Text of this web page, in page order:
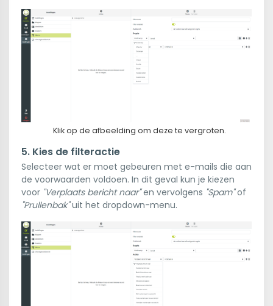
Klik op de afbeelding om deze te vergroten.
5. Kies de filteractie
Selecteer wat er moet gebeuren met e-mails die aan
de voorwaarden voldoen. In dit geval kun je kiezen
voor "Verplaats bericht naar"en vervolgens "Spam"of
"Prullenbak"uit het dropdown-menu.